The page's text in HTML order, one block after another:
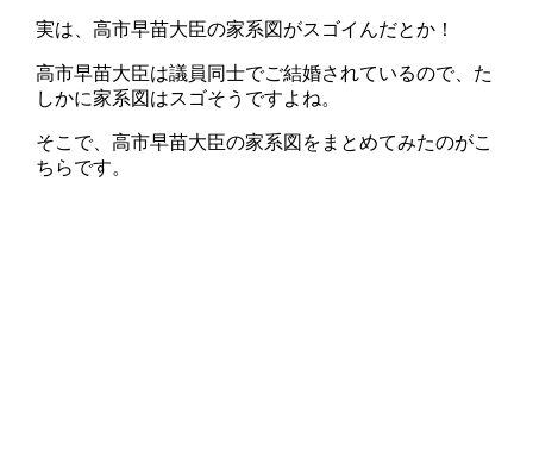
実は、高市早苗大臣の家系図がスゴイんだとか！
高市早苗大臣は議員同士でご結婚されているので、た
しかに家系図はスゴそうですよね。
そこで、高市早苗大臣の家系図をまとめてみたのがこ
ちらです。